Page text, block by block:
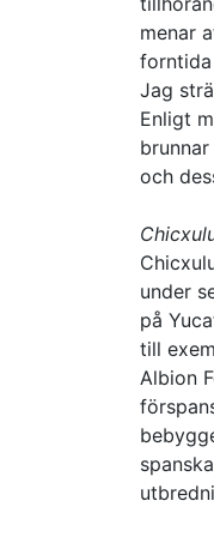
menar
Jag
Enligt
och
under
på
till
Albion